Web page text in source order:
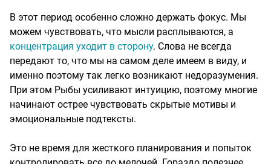
В этот период особенно сложно держать фокус. Мы
можем чувствовать, что мысли расплываются, а
концентрация уходит в сторону. Слова не всегда
передают то, что мы на самом деле имеем в виду, и
именно поэтому так легко возникают недоразумения.
При этом Рыбы усиливают интуицию, поэтому многие
начинают острее чувствовать скрытые мотивы и
эмоциональные подтексты.
Это не время для жесткого планирования и попыток